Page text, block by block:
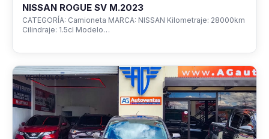
NISSAN ROGUE SV M.2023
CATEGORÍA: Camioneta MARCA: NISSAN Kilometraje: 28000km
Cilindraje: 1.5cl Modelo…
VEHÍCULOS